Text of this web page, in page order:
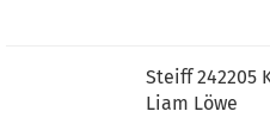
Steiff 242205
Liam Löwe